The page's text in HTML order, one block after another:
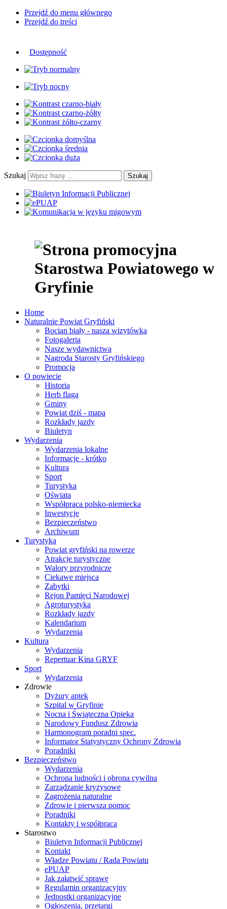
Przejdź do menu głównego
Przejdź do treści
Dostępność
Szukaj Szukaj
Home
Naturalnie Powiat Gryfiński
Bocian biały - nasza wizytówka
Fotogaleria
Nasze wydawnictwa
Nagroda Starosty Gryfińskiego
Promocja
O powiecie
Historia
Herb flaga
Gminy
Powiat dziś - mapa
Rozkłady jazdy
Biuletyn
Wydarzenia
Wydarzenia lokalne
Informacje - krótko
Kultura
Sport
Turystyka
Oświata
Współpraca polsko-niemiecka
Inwestycje
Bezpieczeństwo
Archiwum
Turystyka
Powiat gryfiński na rowerze
Atrakcje turystyczne
Walory przyrodnicze
Ciekawe miejsca
Zabytki
Rejon Pamięci Narodowej
Agroturystyka
Rozkłady jazdy
Kalendarium
Wydarzenia
Kultura
Wydarzenia
Repertuar Kina GRYF
Sport
Wydarzenia
Zdrowie
Dyżury aptek
Szpital w Gryfinie
Nocna i Świąteczna Opieka
Narodowy Fundusz Zdrowia
Harmonogram poradni spec.
Informator Statystyczny Ochrony Zdrowia
Poradniki
Bezpieczeństwo
Wydarzenia
Ochrona ludności i obrona cywilna
Zarządzanie kryzysowe
Zagrożenia naturalne
Zdrowie i pierwsza pomoc
Poradniki
Kontakty i współpraca
Starostwo
Biuletyn Informacji Publicznej
Kontakt
Władze Powiatu / Rada Powiatu
ePUAP
Jak załatwić sprawę
Regulamin organizacyjny
Jednostki organizacyjne
Ogłoszenia, przetargi